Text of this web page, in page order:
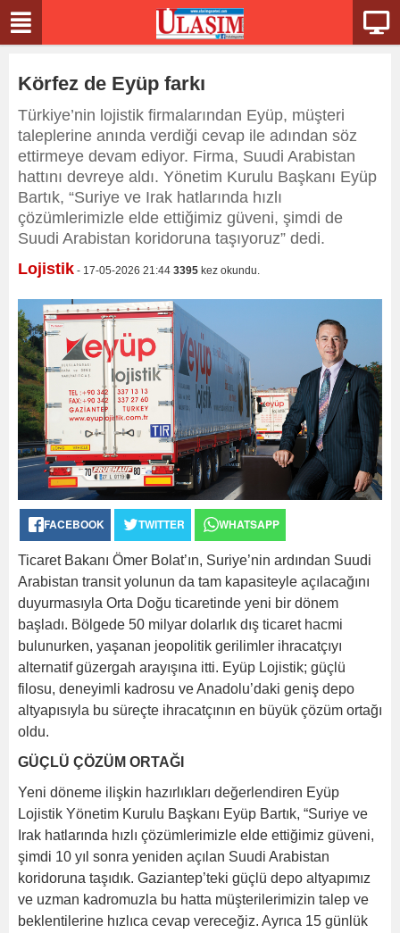
Körfez de Eyüp farkı
Türkiye’nin lojistik firmalarından Eyüp, müşteri
taleplerine anında verdiği cevap ile adından söz
ettirmeye devam ediyor. Firma, Suudi Arabistan
hattını devreye aldı. Yönetim Kurulu Başkanı Eyüp
Bartık, “Suriye ve Irak hatlarında hızlı
çözümlerimizle elde ettiğimiz güveni, şimdi de
Suudi Arabistan koridoruna taşıyoruz” dedi.
Lojistik - 17-05-2026 21:44 3395 kez okundu.
FACEBOOK TWITTER WHATSAPP
Ticaret Bakanı Ömer Bolat’ın, Suriye’nin ardından Suudi
Arabistan transit yolunun da tam kapasiteyle açılacağını
duyurmasıyla Orta Doğu ticaretinde yeni bir dönem
başladı. Bölgede 50 milyar dolarlık dış ticaret hacmi
bulunurken, yaşanan jeopolitik gerilimler ihracatçıyı
alternatif güzergah arayışına itti. Eyüp Lojistik; güçlü
filosu, deneyimli kadrosu ve Anadolu’daki geniş depo
altyapısıyla bu süreçte ihracatçının en büyük çözüm ortağı
oldu.
GÜÇLÜ ÇÖZÜM ORTAĞI
Yeni döneme ilişkin hazırlıkları değerlendiren Eyüp
Lojistik Yönetim Kurulu Başkanı Eyüp Bartık, “Suriye ve
Irak hatlarında hızlı çözümlerimizle elde ettiğimiz güveni,
şimdi 10 yıl sonra yeniden açılan Suudi Arabistan
koridoruna taşıdık. Gaziantep’teki güçlü depo altyapımız
ve uzman kadromuzla bu hatta müşterilerimizin talep ve
beklentilerine hızlıca cevap vereceğiz. Ayrıca 15 günlük